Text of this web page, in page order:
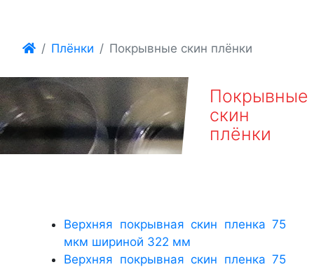
Плёнки Покрывные скин плёнки
Покрывные
скин
плёнки
Верхняя покрывная скин пленка 75
мкм шириной 322 мм
Верхняя покрывная скин пленка 75